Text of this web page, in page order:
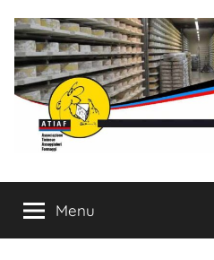
contenuto
ATIAF
Assaggiatori
Formaggi
Menu